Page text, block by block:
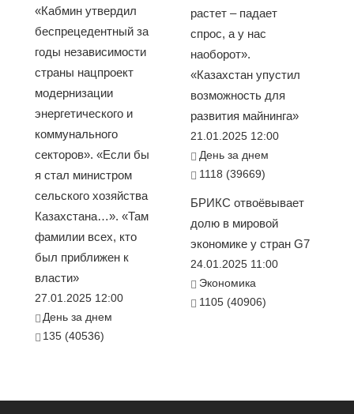
«Кабмин утвердил
беспрецедентный за
годы независимости
страны нацпроект
модернизации
энергетического и
коммунального
секторов». «Если бы
я стал министром
сельского хозяйства
Казахстана…». «Там
фамилии всех, кто
был приближен к
власти»
27.01.2025 12:00
День за днем
135 (40536)
растет – падает
спрос, а у нас
наоборот».
«Казахстан упустил
возможность для
развития майнинга»
21.01.2025 12:00
День за днем
1118 (39669)
БРИКС отвоёвывает
долю в мировой
экономике у стран G7
24.01.2025 11:00
Экономика
1105 (40906)